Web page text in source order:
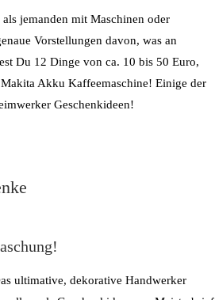
jemanden mit Maschinen oder
Vorstellungen davon, was an
Du 12 Dinge von ca. 10 bis 50 Euro,
Akku Kaffeemaschine! Einige der
Geschenkideen!
ultimative, dekorative Handwerker